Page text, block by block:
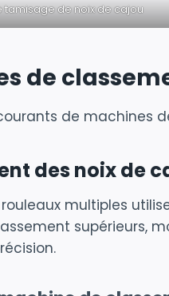
tamisage de noix de cajou
de
de machines
des noix de
multiples
supérieurs,